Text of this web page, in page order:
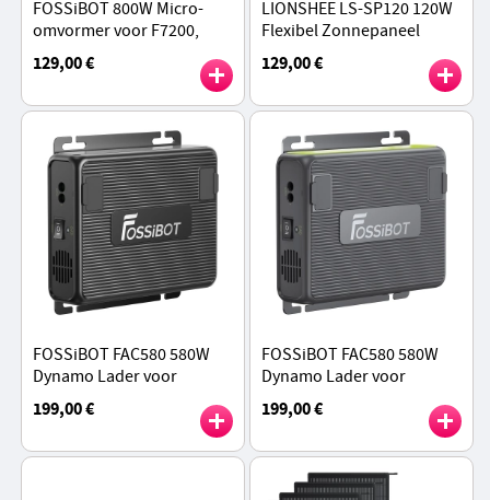
FOSSiBOT 800W Micro-
omvormer voor F7200,
97% Hoog Rendement,
Dubbelkanaals MPPT, 60V
Max DC, IP67 Waterdicht -
Zwart
129,00 €
LIONSHEE LS-SP120 120W
Flexibel Zonnepaneel
2PCS, 18,66% Hoog
Rendement, 2mm
IP67 Waterdicht
129,00 €
FOSSiBOT FAC580 580W
Dynamo Lader voor
FOSSiBOT Power Station,
6× Sneller Opladen - Zwart
199,00 €
FOSSiBOT FAC580 580W
Dynamo Lader voor
FOSSiBOT Power Station,
6× Sneller Laden - Grijs
199,00 €